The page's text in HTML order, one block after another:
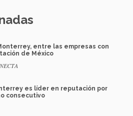
entre las empresas con
de México
es líder en reputación por
consecutivo